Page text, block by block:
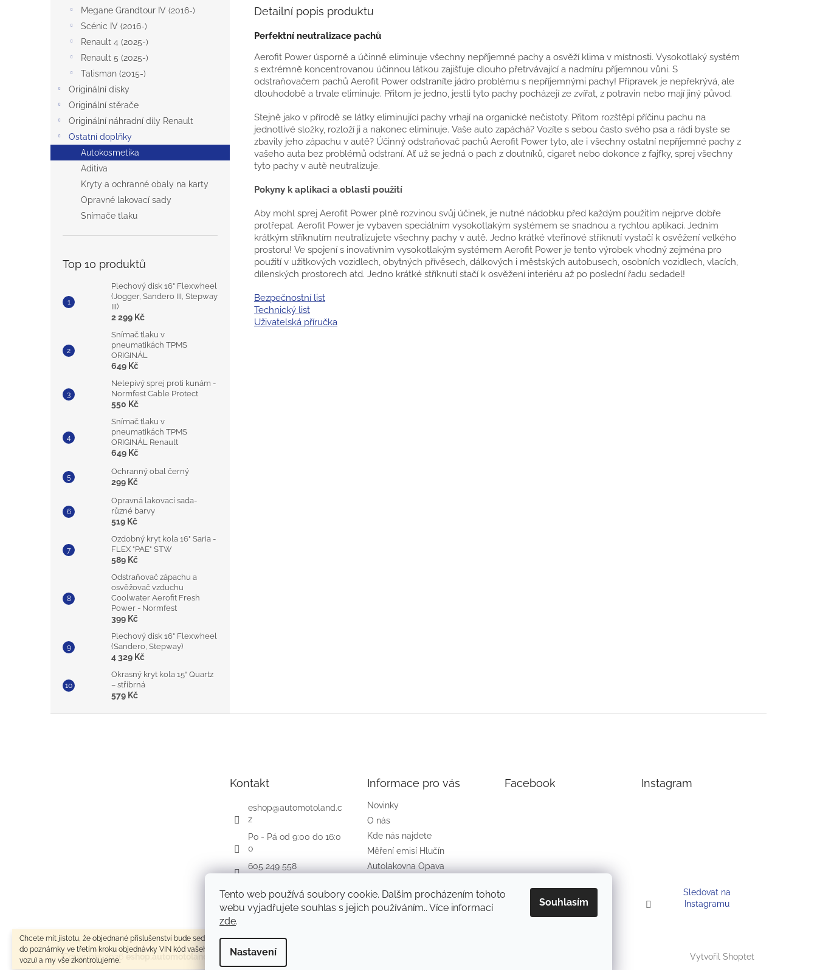
Tento web používá soubory cookie. Dalším procházením tohoto
webu vyjadřujete souhlas s jejich používáním.. Více informací
zde.
Nastavení
Souhlasím
Chcete mít jistotu, že objednané příslušenství bude sedět na váš vůz? Zadejte
do poznámky ve třetím kroku objednávky VIN kód vašeho vozu (výrobní číslo
vozu) a my vše zkontrolujeme.
Megane Grandtour IV (2016-)
Scénic IV (2016-)
Renault 4 (2025-)
Renault 5 (2025-)
Talisman (2015-)
Originální disky
Originální stěrače
Originální náhradní díly Renault
Ostatní doplňky
Autokosmetika
Aditiva
Kryty a ochranné obaly na karty
Opravné lakovací sady
Snímače tlaku
Top 10 produktů
Plechový disk 16" Flexwheel
(Jogger, Sandero III, Stepway
III)
2 299 Kč
Snímač tlaku v
pneumatikách TPMS
ORIGINÁL
649 Kč
Nelepivý sprej proti kunám -
Normfest Cable Protect
550 Kč
Snímač tlaku v
pneumatikách TPMS
ORIGINÁL Renault
649 Kč
Ochranný obal černý
299 Kč
Opravná lakovací sada-
různé barvy
519 Kč
Ozdobný kryt kola 16" Saria -
FLEX "PAE" STW
589 Kč
Odstraňovač zápachu a
osvěžovač vzduchu
Coolwater Aerofit Fresh
Power - Normfest
399 Kč
Plechový disk 16" Flexwheel
(Sandero, Stepway)
4 329 Kč
Okrasný kryt kola 15“ Quartz
– stříbrná
579 Kč
Detailní popis produktu
Perfektní neutralizace pachů
Aerofit Power úsporně a účinně eliminuje všechny nepříjemné pachy a osvěží klima v místnosti. Vysokotlaký systém
s extrémně koncentrovanou účinnou látkou zajišťuje dlouho přetrvávající a nadmíru příjemnou vůni. S
odstraňovačem pachů Aerofit Power odstraníte jádro problému s nepříjemnými pachy! Přípravek je nepřekrývá, ale
dlouhodobě a trvale eliminuje. Přitom je jedno, jestli tyto pachy pocházejí ze zvířat, z potravin nebo mají jiný původ.
Stejně jako v přírodě se látky eliminující pachy vrhají na organické nečistoty. Přitom rozštěpí příčinu pachu na
jednotlivé složky, rozloží ji a nakonec eliminuje. Vaše auto zapáchá? Vozíte s sebou často svého psa a rádi byste se
zbavily jeho zápachu v autě? Účinný odstraňovač pachů Aerofit Power tyto, ale i všechny ostatní nepříjemné pachy z
vašeho auta bez problémů odstraní. Ať už se jedná o pach z doutníků, cigaret nebo dokonce z fajfky, sprej všechny
tyto pachy v autě neutralizuje.
Pokyny k aplikaci a oblasti použití
Aby mohl sprej Aerofit Power plně rozvinou svůj účinek, je nutné nádobku před každým použitím nejprve dobře
protřepat. Aerofit Power je vybaven speciálním vysokotlakým systémem se snadnou a rychlou aplikací. Jedním
krátkým stříknutím neutralizujete všechny pachy v autě. Jedno krátké vteřinové stříknutí vystačí k osvěžení velkého
prostoru! Ve spojení s inovativním vysokotlakým systémem Aerofit Power je tento výrobek vhodný zejména pro
použití v užitkových vozidlech, obytných přívěsech, dálkových i městských autobusech, osobních vozidlech, vlacích,
dílenských prostorech atd. Jedno krátké stříknutí stačí k osvěžení interiéru až po poslední řadu sedadel!
Bezpečnostní list
Technický list
Uživatelská příručka
Kontakt
eshop@automotoland.c
z
Po - Pá od 9:00 do 16:0
0
605 249 558
automotolandcz
Informace pro vás
Novinky
O nás
Kde nás najdete
Měření emisí Hlučín
Autolakovna Opava
Podmínky ochrany osobních
údajů
Facebook Instagram
Sledovat na
Instagramu
Vytvořil Shoptet
Copyright 2026 eshop.automotoland.cz . Všechna práva vyhrazena.